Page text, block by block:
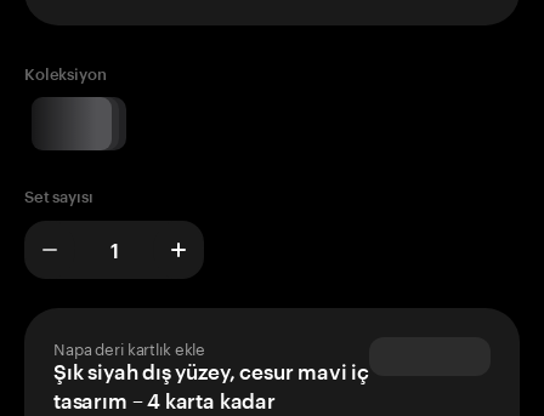
Koleksiyon
Set sayısı
Napa deri kartlık ekle
Şık siyah dış yüzey, cesur mavi iç
tasarım – 4 karta kadar